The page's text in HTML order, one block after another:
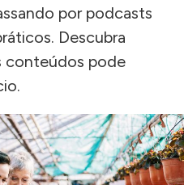
por podcasts
Descubra
conteúdos pode